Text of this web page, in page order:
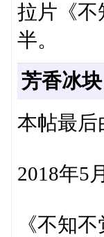
拉片《不
半。
芳香冰块
本帖最后
2018年5
《不知